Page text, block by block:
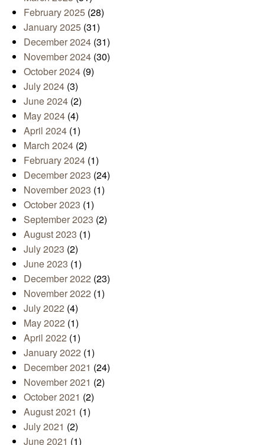
February 2025 (28)
January 2025 (31)
December 2024 (31)
November 2024 (30)
October 2024 (9)
July 2024 (3)
June 2024 (2)
May 2024 (4)
April 2024 (1)
March 2024 (2)
February 2024 (1)
December 2023 (24)
November 2023 (1)
October 2023 (1)
September 2023 (2)
August 2023 (1)
July 2023 (2)
June 2023 (1)
December 2022 (23)
November 2022 (1)
July 2022 (4)
May 2022 (1)
April 2022 (1)
January 2022 (1)
December 2021 (24)
November 2021 (2)
October 2021 (2)
August 2021 (1)
July 2021 (2)
June 2021 (1)